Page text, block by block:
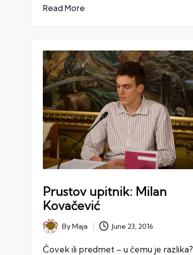
Read More
Prustov upitnik: Milan
Kovačević
PostedByMaja June 23, 2016
Čovek ili predmet – u čemu je razlika?